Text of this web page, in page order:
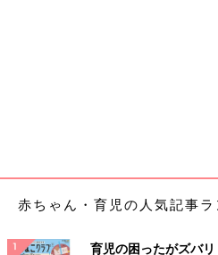
赤ちゃん・育児の人気記事
育児の困ったがズバ